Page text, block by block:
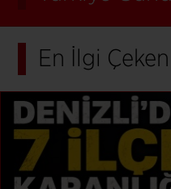
En İlgi